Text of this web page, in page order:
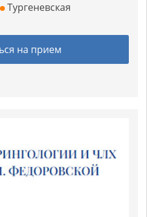
Тургеневская
на прием